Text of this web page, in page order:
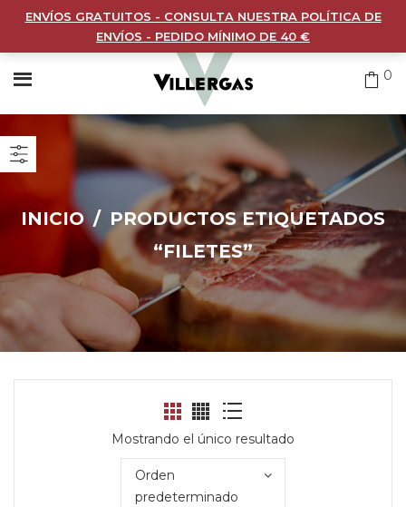
0
INICIO / PRODUCTOS ETIQUETADOS
“FILETES”
Mostrando el único resultado
Orden
predeterminado
ENVÍOS GRATUITOS - CONSULTA NUESTRA POLÍTICA DE
ENVÍOS - PEDIDO MÍNIMO DE 40 €